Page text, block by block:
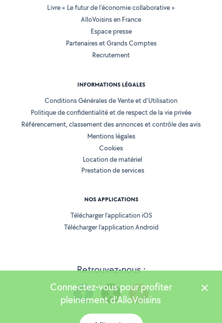
Retrouvez-nous :
Livre « Le futur de l'économie collaborative »
AlloVoisins en France
Espace presse
Partenaires et Grands Comptes
Recrutement
INFORMATIONS LÉGALES
Conditions Générales de Vente et d'Utilisation
Politique de confidentialité et de respect de la vie privée
Référencement, classement des annonces et contrôle des avis
Mentions légales
Cookies
Location de matériel
Prestation de services
NOS APPLICATIONS
Télécharger l’application iOS
Télécharger l’application Android
Connectez-vous pour profiter
pleinement d'AlloVoisins